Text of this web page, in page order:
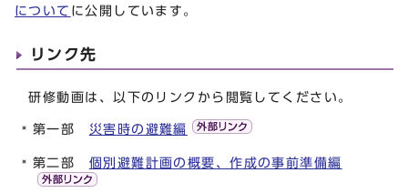
について に公開しています。
リンク先
研修動画は、以下のリンクから閲覧してください。
第一部 災害時の避難編
第二部 個別避難計画の概要、作成の事前準備編